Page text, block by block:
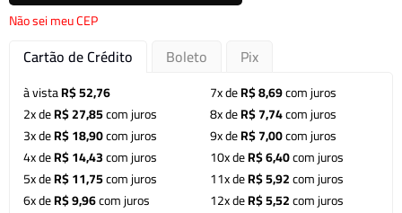
Não sei meu CEP
Cartão de Crédito Boleto Pix
à vistaR$ 52,76
2x deR$ 27,85com juros
3x deR$ 18,90com juros
4x deR$ 14,43com juros
5x deR$ 11,75com juros
6x deR$ 9,96com juros
7x deR$ 8,69com juros
8x deR$ 7,74com juros
9x deR$ 7,00com juros
10x deR$ 6,40com juros
11x deR$ 5,92com juros
12x deR$ 5,52com juros